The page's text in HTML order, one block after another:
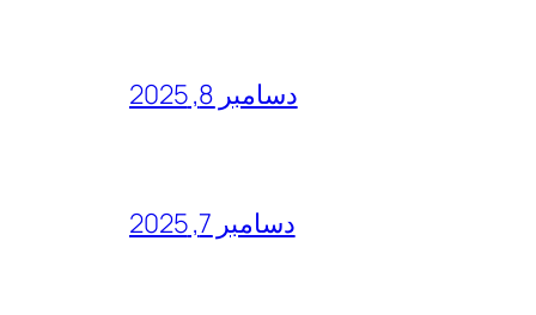
دسامبر 8, 2025
دسامبر 7, 2025